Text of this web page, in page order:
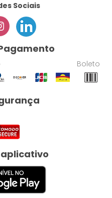
Sociais
Boleto
aplicativo